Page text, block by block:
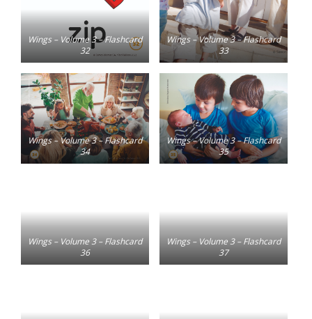
Wings – Volume 3 – Flashcard
32
Wings – Volume 3 – Flashcard
33
Wings – Volume 3 – Flashcard
34
Wings – Volume 3 – Flashcard
35
Wings – Volume 3 – Flashcard
36
Wings – Volume 3 – Flashcard
37